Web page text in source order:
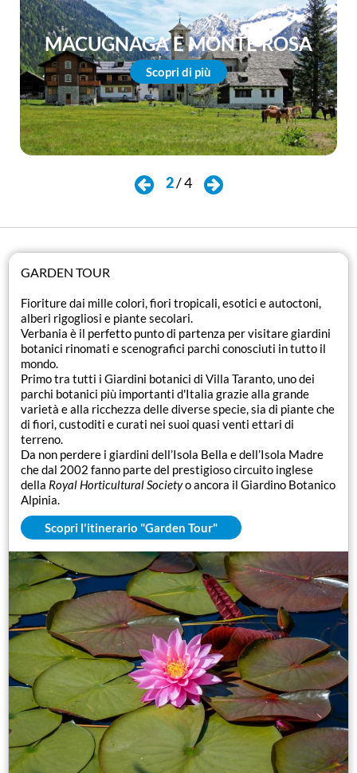
MACUGNAGA E MONTE ROSA
Scopri di più
2/4
GARDEN TOUR
Fioriture dai mille colori, fiori tropicali, esotici e autoctoni,
alberi rigogliosi e piante secolari.
Verbania è il perfetto punto di partenza per visitare giardini
botanici rinomati e scenografici parchi conosciuti in tutto il
mondo.
Primo tra tutti i Giardini botanici di Villa Taranto, uno dei
parchi botanici più importanti d'Italia grazie alla grande
varietà e alla ricchezza delle diverse specie, sia di piante che
di fiori, custoditi e curati nei suoi quasi venti ettari di
terreno.
Da non perdere i giardini dell’Isola Bella e dell’Isola Madre
che dal 2002 fanno parte del prestigioso circuito inglese
della Royal Horticultural Societyo ancora il Giardino Botanico
Alpinia.
Scopri l'itinerario "Garden Tour"